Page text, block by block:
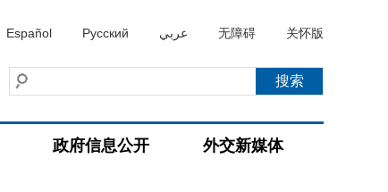
Español Русский عربي 无障碍 关怀版
政府信息公开 外交新媒体